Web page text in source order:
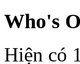
Who's
Hiện có